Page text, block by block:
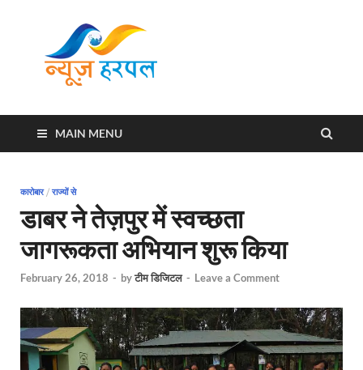
MAIN MENU
कारोबार/ राज्यों से
डाबर ने तेज़पुर में स्वच्छता
जागरूकता अभियान शुरू किया
February 26, 2018 - byटीम डिजिटल - Leave a Comment